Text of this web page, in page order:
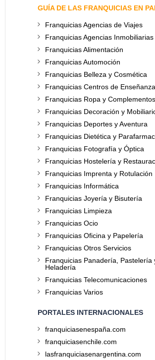
GUÍA DE LAS FRANQUICIAS EN
Franquicias Agencias de Viajes
Franquicias Agencias Inmobiliarias
Franquicias Alimentación
Franquicias Automoción
Franquicias Belleza y Cosmética
Franquicias Centros de Enseñanza
Franquicias Ropa y Complementos
Franquicias Decoración y
Franquicias Deportes y Aventura
Franquicias Dietética y
Franquicias Fotografía y Óptica
Franquicias Hostelería y
Franquicias Imprenta y Rotulación
Franquicias Informática
Franquicias Joyería y Bisutería
Franquicias Limpieza
Franquicias Ocio
Franquicias Oficina y Papelería
Franquicias Otros Servicios
Franquicias Panadería, Pastelería
Heladería
Franquicias Telecomunicaciones
Franquicias Varios
PORTALES INTERNACIONALES
franquiciasenespaña.com
franquiciasenchile.com
lasfranquiciasenargentina.com